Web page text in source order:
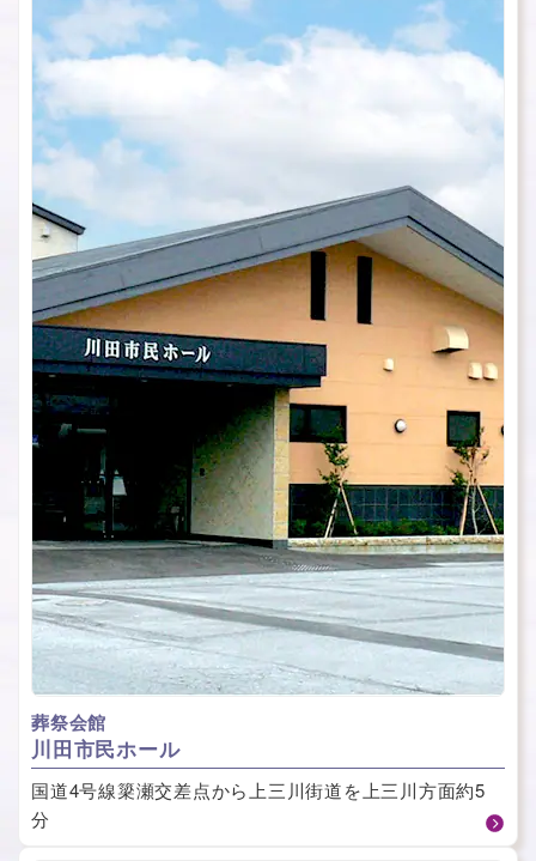
葬祭会館
川⽥市⺠ホール
国道4号線簗瀬交差点から上三川街道を上三川方面約5
分